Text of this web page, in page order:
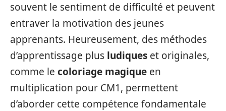
souvent le sentiment de difficulté et peuvent
entraver la motivation des jeunes
apprenants. Heureusement, des méthodes
d’apprentissage plus ludiques et originales,
comme le coloriage magique en
multiplication pour CM1, permettent
d’aborder cette compétence fondamentale